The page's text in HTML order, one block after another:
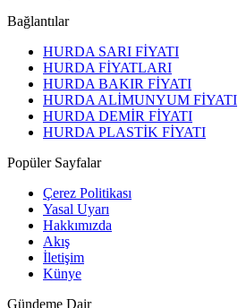
Bağlantılar
HURDA SARI FİYATI
HURDA FİYATLARI
HURDA BAKIR FİYATI
HURDA ALİMUNYUM FİYATI
HURDA DEMİR FİYATI
HURDA PLASTİK FİYATI
Popüler Sayfalar
Çerez Politikası
Yasal Uyarı
Hakkımızda
Akış
İletişim
Künye
Gündeme Dair